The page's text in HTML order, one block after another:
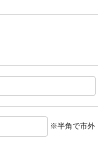
※半角で市外